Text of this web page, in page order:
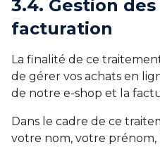
3.4. Gestion
facturation
La finalité de ce
de gérer vos achats en
de notre e-shop et la
Dans le cadre de ce
votre nom, votre